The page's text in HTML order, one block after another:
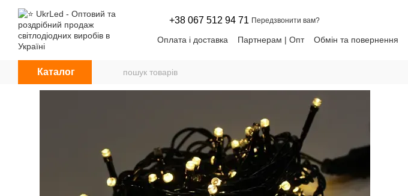
Перейти до основного контенту
+38 067 512 94 71 Передзвонити вам?
Оплата і доставка Партнерам | Опт Обмін та повернення
Каталог